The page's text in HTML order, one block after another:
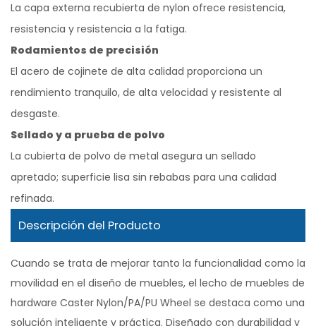
La capa externa recubierta de nylon ofrece resistencia,
resistencia y resistencia a la fatiga.
Rodamientos de precisión
El acero de cojinete de alta calidad proporciona un
rendimiento tranquilo, de alta velocidad y resistente al
desgaste.
Sellado y a prueba de polvo
La cubierta de polvo de metal asegura un sellado
apretado; superficie lisa sin rebabas para una calidad
refinada.
Descripción del Producto
Cuando se trata de mejorar tanto la funcionalidad como la
movilidad en el diseño de muebles, el lecho de muebles de
hardware Caster Nylon/PA/PU Wheel se destaca como una
solución inteligente y práctica. Diseñado con durabilidad y